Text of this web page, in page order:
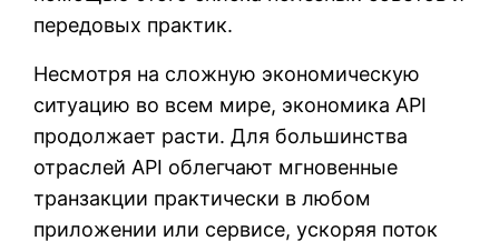
передовых практик.
Несмотря на сложную экономическую
ситуацию во всем мире, экономика API
продолжает расти. Для большинства
отраслей API облегчают мгновенные
транзакции практически в любом
приложении или сервисе, ускоряя поток